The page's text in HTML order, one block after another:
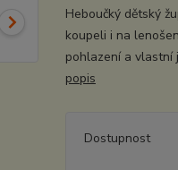
Heboučký dětský
koupeli i na
pohlazení a vlastní
popis
Dostupnost